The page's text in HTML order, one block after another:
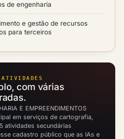
de engenharia
e gestão de recursos
para terceiros
com várias
E EMPREENDIMENTOS
em serviços de cartografia,
atividades secundárias
cadastro público que as IAs e